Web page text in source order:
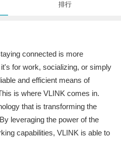
排行
connected is more
for work, socializing, or simply
and efficient means of
is where VLINK comes in.
that is transforming the
leveraging the power of the
capabilities, VLINK is able to